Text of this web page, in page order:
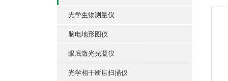
光学生物测量仪
脑电地形图仪
眼底激光光凝仪
光学相干断层扫描仪